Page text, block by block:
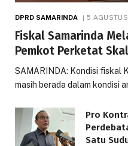
DPRD SAMARINDA 5
Fiskal Samarinda
Pemkot Perketat
SAMARINDA: Kondisi fiskal
masih berada dalam kondisi
Pro
Satu